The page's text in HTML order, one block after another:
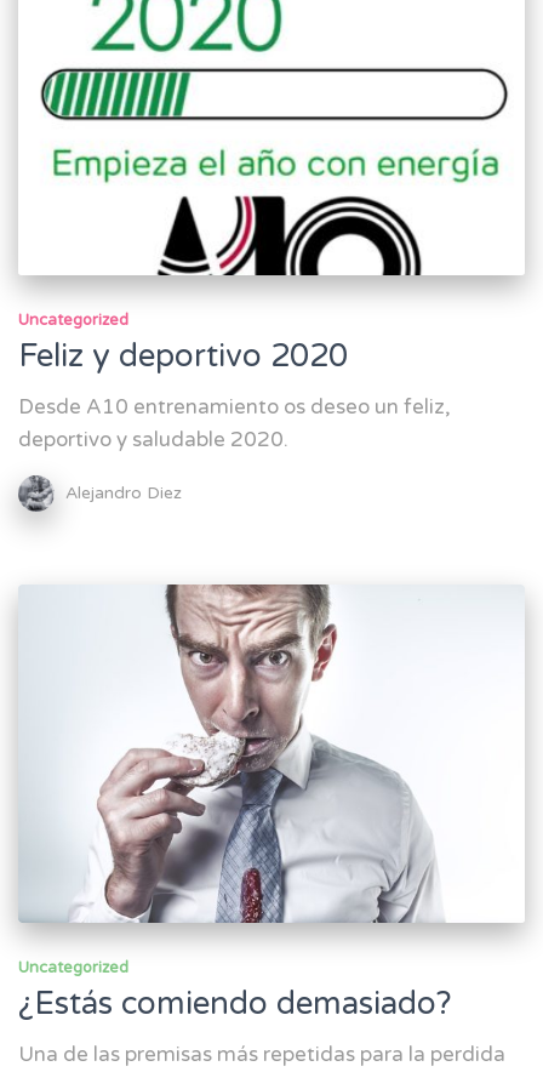
Uncategorized
Feliz y deportivo 2020
Desde A10 entrenamiento os deseo un feliz,
deportivo y saludable 2020.
Alejandro Diez
Uncategorized
¿Estás comiendo demasiado?
Una de las premisas más repetidas para la perdida